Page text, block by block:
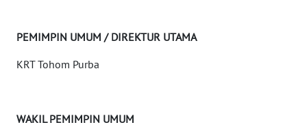
PEMIMPIN UMUM / DIREKTUR UTAMA
KRT Tohom Purba
WAKIL PEMIMPIN UMUM
MANDALIKA